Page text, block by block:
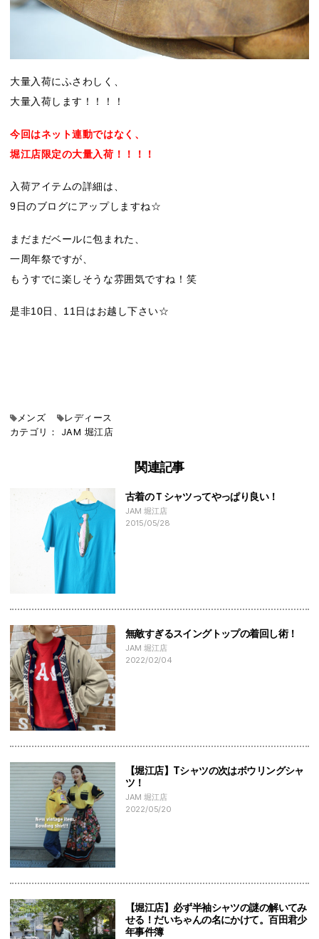
大量入荷にふさわしく、
大量入荷します！！！！
今回はネット連動ではなく、
堀江店限定の大量入荷！！！！
入荷アイテムの詳細は、
9日のブログにアップしますね☆
まだまだベールに包まれた、
一周年祭ですが、
もうすでに楽しそうな雰囲気ですね！笑
是非10日、11日はお越し下さい☆
メンズ
レディース
カテゴリ： JAM 堀江店
関連記事
古着のＴシャツってやっぱり良い！
JAM 堀江店
2015/05/28
無敵すぎるスイングトップの着回し術！
JAM 堀江店
2022/02/04
【堀江店】Tシャツの次はボウリングシャ
ツ！
JAM 堀江店
2022/05/20
【堀江店】必ず半袖シャツの謎の解いてみ
せる！だいちゃんの名にかけて。百田君少
年事件簿